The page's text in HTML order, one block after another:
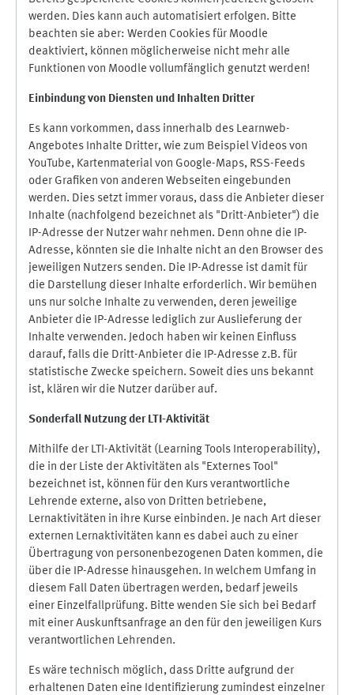
werden. Dies kann auch automatisiert erfolgen. Bitte
beachten sie aber: Werden Cookies für Moodle
deaktiviert, können möglicherweise nicht mehr alle
Funktionen von Moodle vollumfänglich genutzt werden!
Einbindung von Diensten und Inhalten Dritter
Es kann vorkommen, dass innerhalb des Learnweb-
Angebotes Inhalte Dritter, wie zum Beispiel Videos von
YouTube, Kartenmaterial von Google-Maps, RSS-Feeds
oder Grafiken von anderen Webseiten eingebunden
werden. Dies setzt immer voraus, dass die Anbieter dieser
Inhalte (nachfolgend bezeichnet als "Dritt-Anbieter") die
IP-Adresse der Nutzer wahr nehmen. Denn ohne die IP-
Adresse, könnten sie die Inhalte nicht an den Browser des
jeweiligen Nutzers senden. Die IP-Adresse ist damit für
die Darstellung dieser Inhalte erforderlich. Wir bemühen
uns nur solche Inhalte zu verwenden, deren jeweilige
Anbieter die IP-Adresse lediglich zur Auslieferung der
Inhalte verwenden. Jedoch haben wir keinen Einfluss
darauf, falls die Dritt-Anbieter die IP-Adresse z.B. für
statistische Zwecke speichern. Soweit dies uns bekannt
ist, klären wir die Nutzer darüber auf.
Sonderfall Nutzung der LTI-Aktivität
Mithilfe der LTI-Aktivität (Learning Tools Interoperability),
die in der Liste der Aktivitäten als "Externes Tool"
bezeichnet ist, können für den Kurs verantwortliche
Lehrende externe, also von Dritten betriebene,
Lernaktivitäten in ihre Kurse einbinden. Je nach Art dieser
externen Lernaktivitäten kann es dabei auch zu einer
Übertragung von personenbezogenen Daten kommen, die
über die IP-Adresse hinausgehen. In welchem Umfang in
diesem Fall Daten übertragen werden, bedarf jeweils
einer Einzelfallprüfung. Bitte wenden Sie sich bei Bedarf
mit einer Auskunftsanfrage an den für den jeweiligen Kurs
verantwortlichen Lehrenden.
Es wäre technisch möglich, dass Dritte aufgrund der
erhaltenen Daten eine Identifizierung zumindest einzelner